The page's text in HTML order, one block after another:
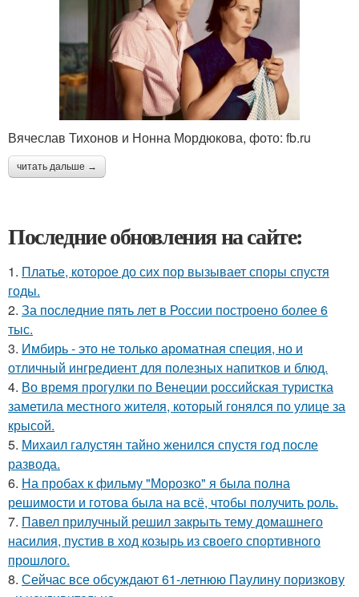
Вячеслав Тихонов и Нонна Мордюкова, фото: fb.ru
читать дальше →
Последние обновления на сайте:
1. Платье, которое до сих пор вызывает споры спустя
годы.
2. За последние пять лет в России построено более 6
тыс.
3. Имбирь - это не только ароматная специя, но и
отличный ингредиент для полезных напитков и блюд.
4. Во время прогулки по Венеции российская туристка
заметила местного жителя, который гонялся по улице за
крысой.
5. Михаил галустян тайно женился спустя год после
развода.
6. На пробах к фильму "Морозко" я была полна
решимости и готова была на всё, чтобы получить роль.
7. Павел прилучный решил закрыть тему домашнего
насилия, пустив в ход козырь из своего спортивного
прошлого.
8. Сейчас все обсуждают 61-летнюю Паулину поризкову